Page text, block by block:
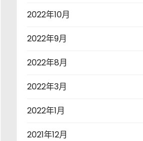
2022年10月
2022年9月
2022年8月
2022年3月
2022年1月
2021年12月